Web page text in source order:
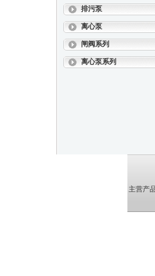
排污泵
离心泵
闸阀系列
离心泵系列
主营产